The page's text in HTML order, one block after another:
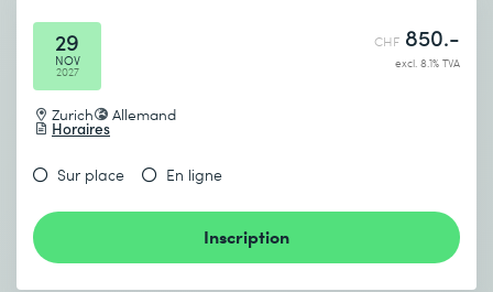
29
NOV
2027
Zurich Allemand
Horaires
CHF 850.-
excl. 8.1% TVA
Sur place En ligne
Inscription